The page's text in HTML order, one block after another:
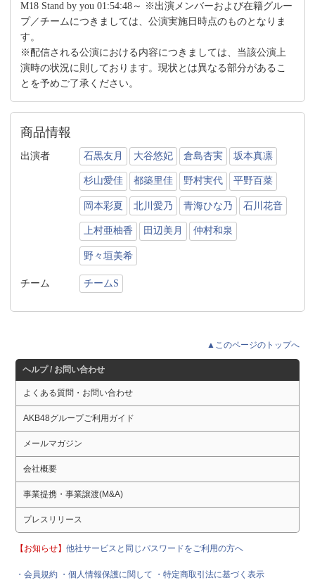
M18 Stand by you 01:54:48～ ※出演メンバーおよび在籍グルー
プ／チームにつきましては、公演実施日時点のものとなりま
す。
※配信される公演における内容につきましては、当該公演上
演時の状況に則しております。現状とは異なる部分があるこ
とを予めご了承ください。
商品情報
出演者 石黒友月 大谷悠妃 倉島杏実 坂本真凛
杉山愛佳 都築里佳 野村実代 平野百菜
岡本彩夏 北川愛乃 青海ひな乃 石川花音
上村亜柚香 田辺美月 仲村和泉
野々垣美希
チーム チームS
▲このページのトップへ
ヘルプ / お問い合わせ
よくある質問・お問い合わせ
AKB48グループご利用ガイド
メールマガジン
会社概要
事業提携・事業譲渡(M&A)
プレスリリース
【お知らせ】他社サービスと同じパスワードをご利用の方へ
・会員規約 ・個人情報保護に関して ・特定商取引法に基づく表示